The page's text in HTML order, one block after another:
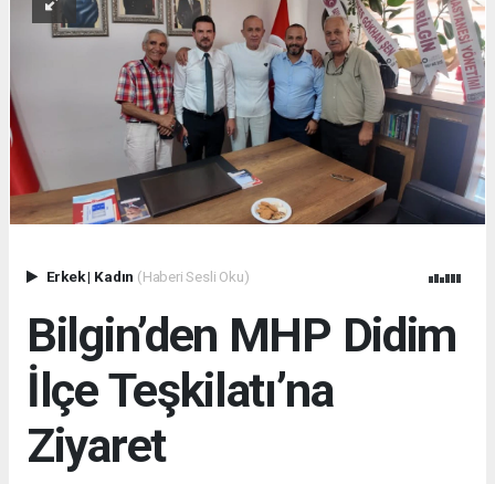
Erkek| Kadın (Haberi Sesli Oku)
Bilgin’den MHP Didim
İlçe Teşkilatı’na
Ziyaret